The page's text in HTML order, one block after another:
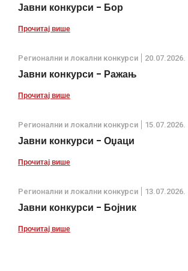
Јавни конкурси - Бор
Прочитај више
Регионални и локални конкурси 20.07.2026.
Јавни конкурси - Ражањ
Прочитај више
Регионални и локални конкурси 15.07.2026.
Јавни конкурси - Оџаци
Прочитај више
Регионални и локални конкурси 13.07.2026.
Јавни конкурси - Бојник
Прочитај више